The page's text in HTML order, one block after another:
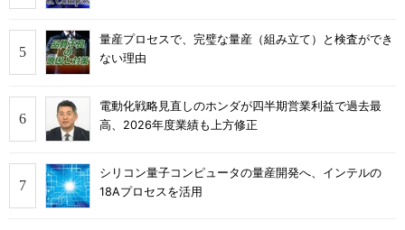
量産プロセスで、完璧な量産（組み立て）と検査ができ
ない理由
電動化戦略見直しのホンダが四半期営業利益で過去最
高、2026年度業績も上方修正
シリコン量子コンピュータの量産開発へ、インテルの
18Aプロセスを活用